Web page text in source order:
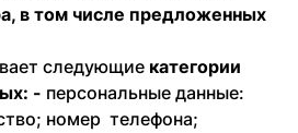
в том числе предложенных
следующие категории
- персональные данные:
номер телефона;